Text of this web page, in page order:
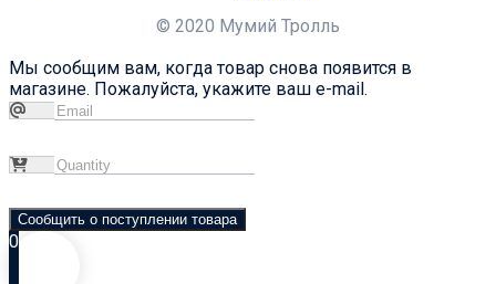
© 2020 Мумий Тролль
Мы сообщим вам, когда товар снова появится в
магазине. Пожалуйста, укажите ваш e-mail.
Сообщить о поступлении товара
0